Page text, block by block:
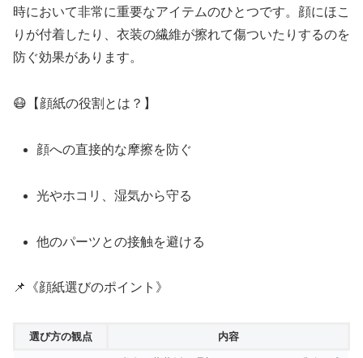
時において非常に重要なアイテムのひとつです。顔にほこ
りが付着したり、衣装の繊維が擦れて傷ついたりするのを
防ぐ効果があります。
😷【顔紙の役割とは？】
顔への直接的な摩擦を防ぐ
光やホコリ、湿気から守る
他のパーツとの接触を避ける
📌《顔紙選びのポイント》
選び方の観点 内容